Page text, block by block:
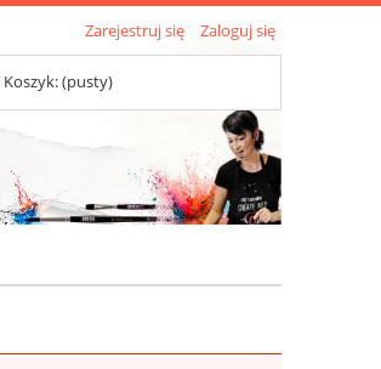
Zarejestruj się Zaloguj się
Koszyk:(pusty)